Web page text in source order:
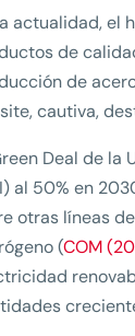
actualidad, el
de
de
cautiva,
Deal de la
al 50% en
otras líneas
(COM